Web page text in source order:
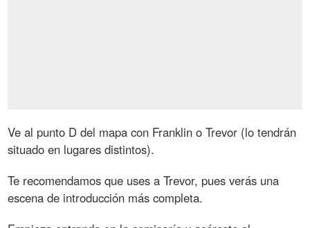
Ve al punto D del mapa con Franklin o Trevor (lo tendrán
situado en lugares distintos).
Te recomendamos que uses a Trevor, pues verás una
escena de introducción más completa.